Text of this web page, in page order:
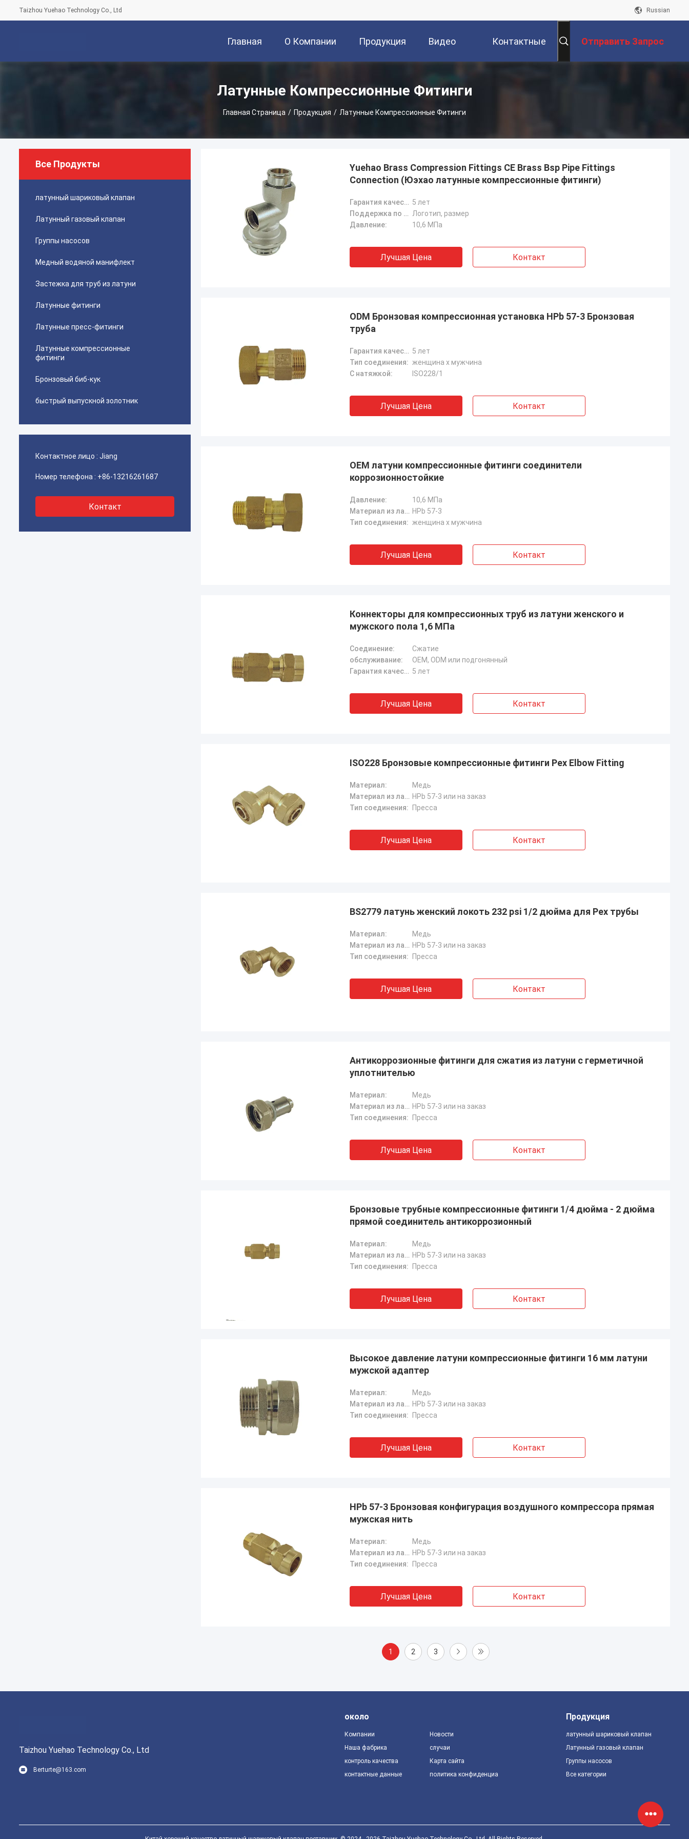
Taizhou Yuehao Technology Co., Ltd Russian
Главная
Страница
О Компании Продукция Видео Контактные Отправить Запрос
Латунные Компрессионные Фитинги
Главная Страница / Продукция / Латунные Компрессионные Фитинги
Все Продукты
латунный шариковый клапан
Латунный газовый клапан
Группы насосов
Медный водяной манифлект
Застежка для труб из латуни
Латунные фитинги
Латунные пресс-фитинги
Латунные компрессионные
фитинги
Бронзовый биб-кук
быстрый выпускной золотник
Контактное лицо : Jiang
Номер телефона : +86-13216261687
Контакт
Yuehao Brass Compression Fittings CE Brass Bsp Pipe Fittings
Connection (Юэхао латунные компрессионные фитинги)
Гарантия качества: 5 лет
Поддержка по индивидуальному заказу: Логотип, размер
Давление:
10,6 МПа
Лучшая Цена Контакт
ODM Бронзовая компрессионная установка HPb 57-3 Бронзовая
труба
Гарантия качества: 5 лет
Тип соединения: женщина х мужчина
С натяжкой:
ISO228/1
Лучшая Цена Контакт
OEM латуни компрессионные фитинги соединители
коррозионностойкие
Давление:
10,6 МПа
Материал из латуни: HPb 57-3
Тип соединения: женщина х мужчина
Лучшая Цена Контакт
Коннекторы для компрессионных труб из латуни женского и
мужского пола 1,6 МПа
Соединение:
Сжатие
обслуживание:
OEM, ODM или подгонянный
Гарантия качества: 5 лет
Лучшая Цена Контакт
ISO228 Бронзовые компрессионные фитинги Pex Elbow Fitting
Материал:
Медь
Материал из латуни: HPb 57-3 или на заказ
Тип соединения:
Пресса
Лучшая Цена Контакт
BS2779 латунь женский локоть 232 psi 1/2 дюйма для Pex трубы
Материал:
Медь
Материал из латуни: HPb 57-3 или на заказ
Тип соединения:
Пресса
Лучшая Цена Контакт
Антикоррозионные фитинги для сжатия из латуни с герметичной
уплотнителью
Материал:
Медь
Материал из латуни: HPb 57-3 или на заказ
Тип соединения:
Пресса
Лучшая Цена Контакт
Бронзовые трубные компрессионные фитинги 1/4 дюйма - 2 дюйма
прямой соединитель антикоррозионный
Материал:
Медь
Материал из латуни: HPb 57-3 или на заказ
Тип соединения:
Пресса
Лучшая Цена Контакт
Высокое давление латуни компрессионные фитинги 16 мм латуни
мужской адаптер
Материал:
Медь
Материал из латуни: HPb 57-3 или на заказ
Тип соединения:
Пресса
Лучшая Цена Контакт
HPb 57-3 Бронзовая конфигурация воздушного компрессора прямая
мужская нить
Материал:
Медь
Материал из латуни: HPb 57-3 или на заказ
Тип соединения:
Пресса
Лучшая Цена Контакт
1 2 3
Taizhou Yuehao Technology Co., Ltd
Berturte@163.com
около
Компании
Наша фабрика
контроль качества
контактные данные
Новости
случаи
Карта сайта
политика конфиденциальности
Продукция
латунный шариковый клапан
Латунный газовый клапан
Группы насосов
Все категории